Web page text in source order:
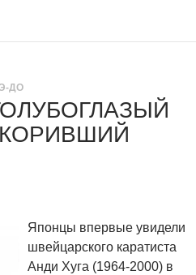
ДО
Японцы впервые увидели
швейцарского каратиста
Анди Хуга (1964-2000) в